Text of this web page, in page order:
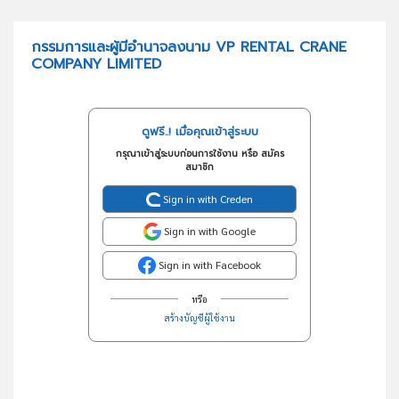
กรรมการและผู้มีอำนาจลงนาม VP RENTAL CRANE
COMPANY LIMITED
ดูฟรี..! เมื่อคุณเข้าสู่ระบบ
กรุณาเข้าสู่ระบบก่อนการใช้งาน หรือ สมัคร
สมาชิก
Sign in with Creden
Sign in with Google
Sign in with Facebook
หรือ
สร้างบัญชีผู้ใช้งาน